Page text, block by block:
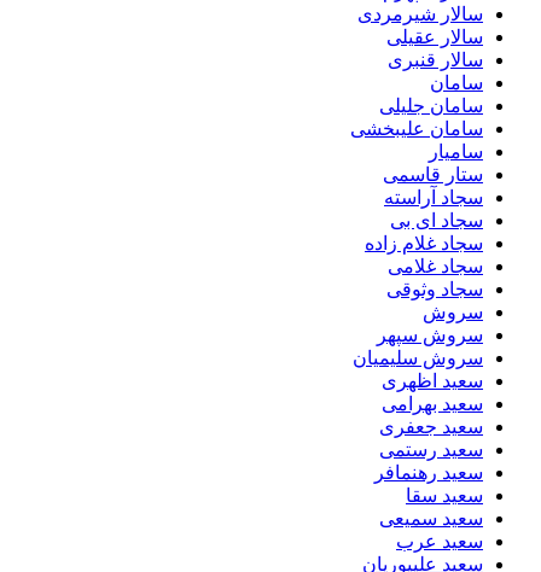
سالار شیرمردی
سالار عقیلی
سالار قنبری
سامان
سامان جلیلی
سامان علیبخشی
سامیار
ستار قاسمی
سجاد آراسته
سجاد ای بی
سجاد غلام زاده
سجاد غلامی
سجاد وثوقى
سروش
سروش سپهر
سروش سلیمیان
سعید اظهری
سعید بهرامی
سعید جعفری
سعید رستمی
سعید رهنمافر
سعید سقا
سعید سمیعی
سعید عرب
سعید علیپوریان